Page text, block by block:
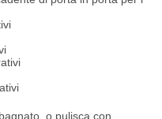
o pulisca con